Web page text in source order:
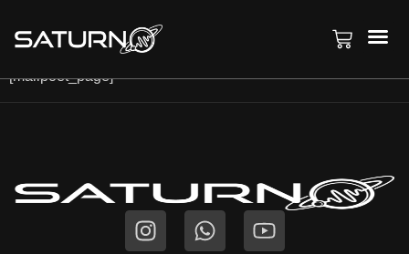
Página do MailPoet
[mailpoet_page]